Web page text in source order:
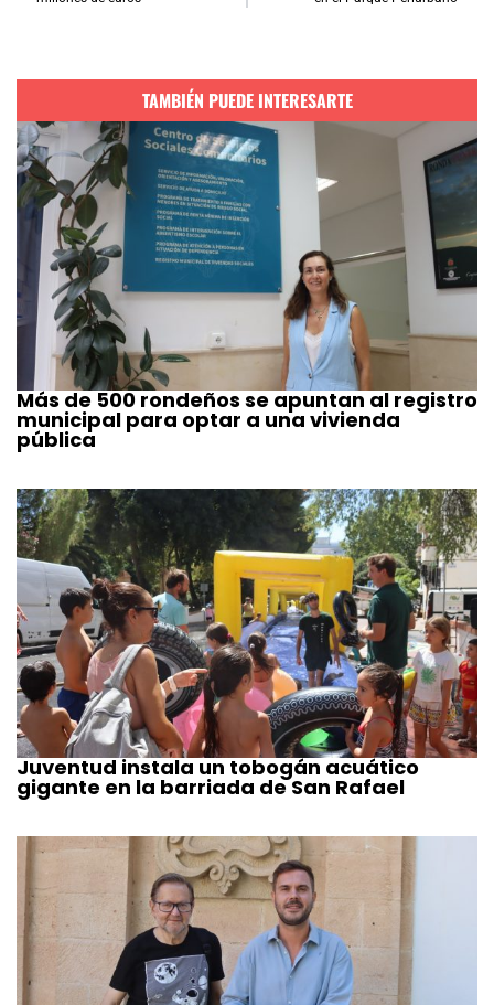
TAMBIÉN PUEDE INTERESARTE
Más de 500 rondeños se apuntan al registro
municipal para optar a una vivienda
pública
Juventud instala un tobogán acuático
gigante en la barriada de San Rafael